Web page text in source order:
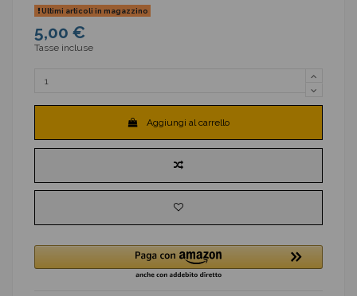
Ultimi articoli in magazzino
5,00 €
Tasse incluse
Aggiungi al carrello